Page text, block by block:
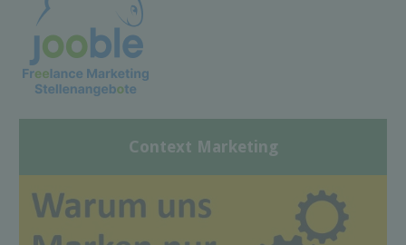
Context Marketing